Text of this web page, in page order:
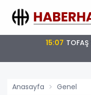
15:07
Anasayfa Genel